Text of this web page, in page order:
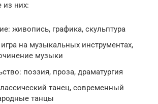
из них:
живопись, графика, скульптура
на музыкальных инструментах,
музыки
поэзия, проза, драматургия
танец, современный
танцы